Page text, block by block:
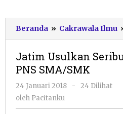
Beranda » Cakrawala Ilmu
Jatim Usulkan
PNS SMA/SMK
24 Januari 2018
oleh
-
24 Dilihat
oleh Pacitanku